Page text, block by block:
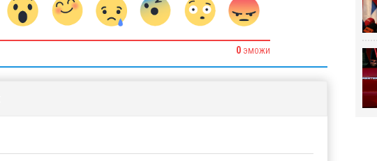
0 ЭМОЖИ